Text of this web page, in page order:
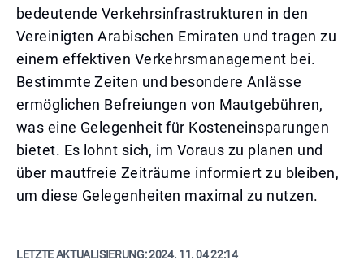
bedeutende Verkehrsinfrastrukturen in den
Vereinigten Arabischen Emiraten und tragen zu
einem effektiven Verkehrsmanagement bei.
Bestimmte Zeiten und besondere Anlässe
ermöglichen Befreiungen von Mautgebühren,
was eine Gelegenheit für Kosteneinsparungen
bietet. Es lohnt sich, im Voraus zu planen und
über mautfreie Zeiträume informiert zu bleiben,
um diese Gelegenheiten maximal zu nutzen.
LETZTE AKTUALISIERUNG:2024. 11. 04 22:14